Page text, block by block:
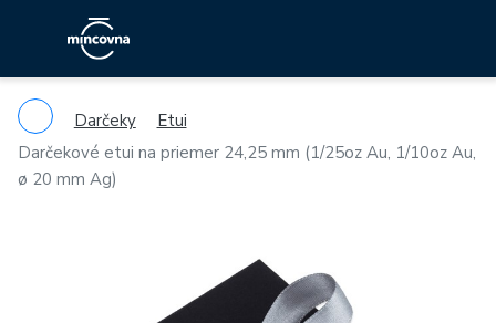
Darčeky
Etui
Darčekové etui na priemer 24,25 mm (1/25oz Au, 1/10oz Au,
ø 20 mm Ag)